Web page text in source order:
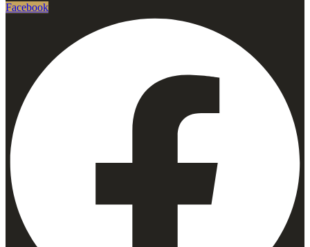
Facebook